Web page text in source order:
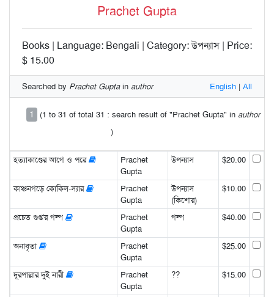
Prachet Gupta
Books | Language: Bengali | Category: উপন্যাস | Price:
$ 15.00
Searched by Prachet Guptain author English | All
1 (1 to 31 of total 31 : search result of "Prachet Gupta" in author
)
হত্যাকাণ্ডের আগে ও পরে
Prachet
Gupta
উপন্যাস $20.00
কাঞ্চনগড়ে কোকিল-স্যার
Prachet
Gupta
উপন্যাস
(কিশোর)
$10.00
প্রচেত গুপ্ত'র গল্প
Prachet
Gupta
গল্প $40.00
অনাবৃতা
Prachet
Gupta
$25.00
দূরপাল্লার দুই নারী
Prachet
Gupta
?? $15.00